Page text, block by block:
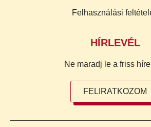
Felhasználási
HÍRLEVÉL
Ne maradj le a friss
FELIRATKOZOM